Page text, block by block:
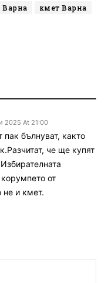
Варна
кмет Варна
2025 At 21:00
бълнуват, както
че ще купят
от
не и кмет.